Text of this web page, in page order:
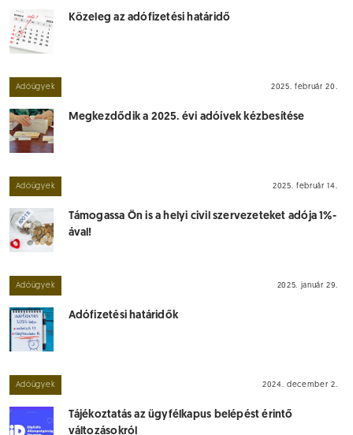
Közeleg az adófizetési határidő
Adóügyek 2025. február 20.
Megkezdődik a 2025. évi adóívek kézbesítése
Adóügyek 2025. február 14.
Támogassa Ön is a helyi civil szervezeteket adója 1%-
ával!
Adóügyek 2025. január 29.
Adófizetési határidők
Adóügyek 2024. december 2.
Tájékoztatás az ügyfélkapus belépést érintő
változásokról